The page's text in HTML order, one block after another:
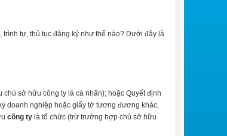
tự, thủ tục đăng ký như thế nào? Dưới đây là
sở hữu công ty là cá nhân); hoặc Quyết định
doanh nghiệp hoặc giấy tờ tương đương khác,
công ty là tổ chức (trừ trường hợp chủ sở hữu